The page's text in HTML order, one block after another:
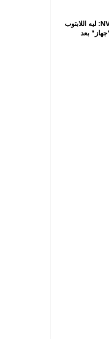
زلزال NVIDIA RTX Spark: ليه اللابتوب
بعد